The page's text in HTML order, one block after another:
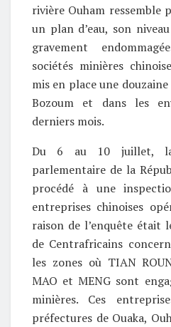
rivière Ouham ressemble
un plan d’eau, son
gravement
sociétés minières
mis en place une
Bozoum et dans les
derniers mois.
Du 6 au 10 juillet, la
parlementaire de la
procédé à une
entreprises chinoises
raison de l’enquête était
de Centrafricains
les zones où TIAN
MAO et MENG sont
minières. Ces
préfectures de Ouaka,